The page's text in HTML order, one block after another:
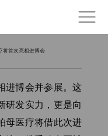
将首次亮相进博会
进博会并参展。这
研发实力，更是向
母医疗将借此次进